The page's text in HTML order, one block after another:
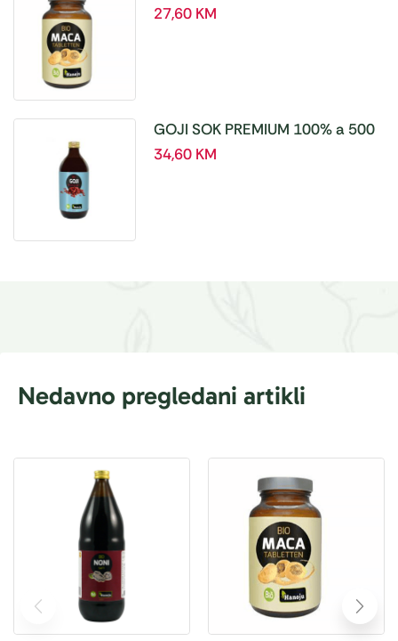
tablete, a180 tbl – Hanoju
27,60 KM
GOJI SOK PREMIUM 100% a 500
ml
34,60 KM
Nedavno pregledani artikli